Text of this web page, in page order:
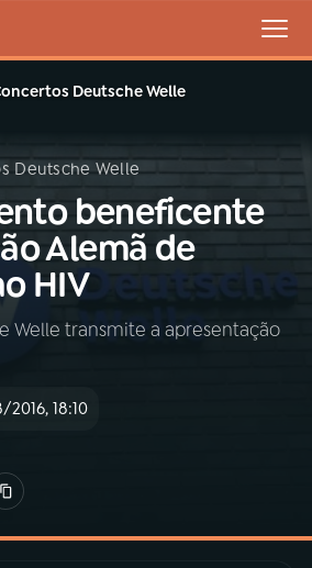
Buscar
AO VIVO
Deutsche Welle
Deutsche Welle
beneficente
Alemã de
HIV
Welle transmite a apresentação
18:10